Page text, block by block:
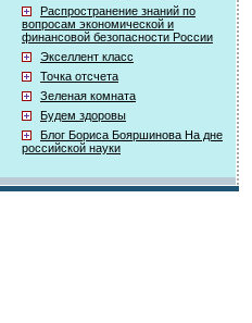
Распространение знаний по
вопросам экономической и
финансовой безопасности России
Экселлент класс
Точка отсчета
Зеленая комната
Будем здоровы
Блог Бориса Бояршинова На дне
российской науки